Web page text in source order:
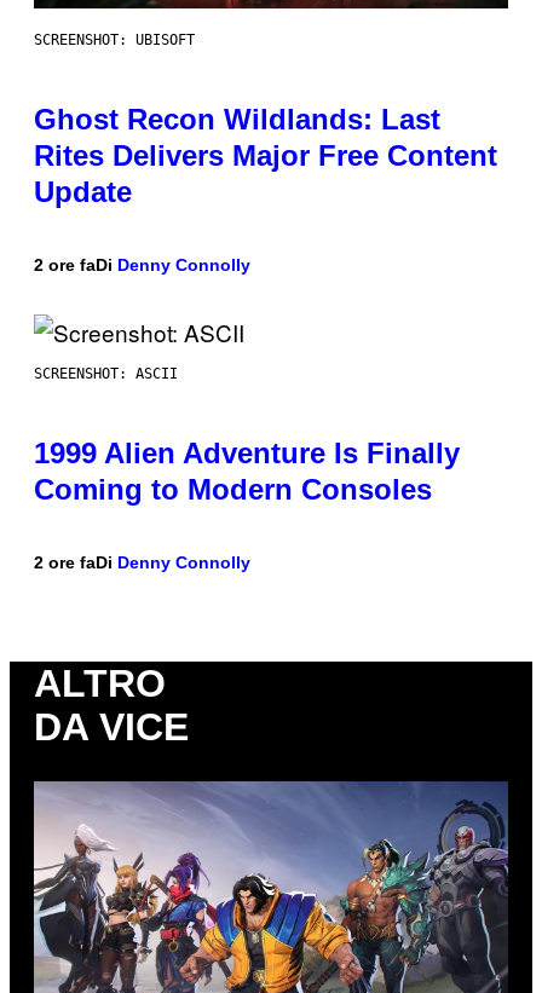
SCREENSHOT: UBISOFT
Ghost Recon Wildlands: Last
Rites Delivers Major Free Content
Update
2 ore faDi Denny Connolly
SCREENSHOT: ASCII
1999 Alien Adventure Is Finally
Coming to Modern Consoles
2 ore faDi Denny Connolly
ALTRO
DA VICE